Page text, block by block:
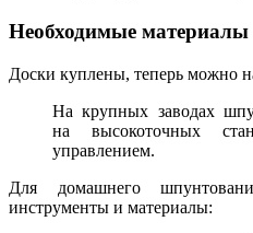
Необходимые
Доски куплены, теперь можно
На крупных заводах
на высокоточных
управлением.
Для домашнего
инструменты и материалы: